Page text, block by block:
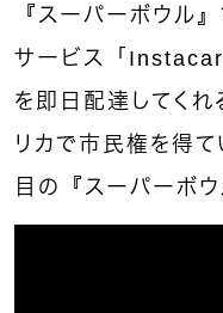
『スーパーボウル
サービス「
を即日配達してく
リカで市民権を得
目の『スーパーボ